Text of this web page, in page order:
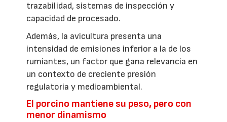
trazabilidad, sistemas de inspección y
capacidad de procesado.
Además, la avicultura presenta una
intensidad de emisiones inferior a la de los
rumiantes, un factor que gana relevancia en
un contexto de creciente presión
regulatoria y medioambiental.
El porcino mantiene su peso, pero con
menor dinamismo